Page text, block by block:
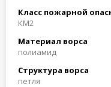
Класс пожарной
КМ2
Материал ворса
полиамид
Структура ворса
петля